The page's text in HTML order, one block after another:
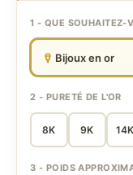
1 - QUE SOUHAITEZ-
Bijoux en or
2 - PURETÉ DE L'OR
8K 9K 14K
3 - POIDS